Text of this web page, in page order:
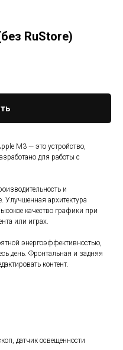
RuStore)
M3 — это устройство,
для работы с
и
Улучшенная архитектура
качество графики при
или играх.
энергоэффективностью,
день. Фронтальная и задняя
контент.
датчик освещенности